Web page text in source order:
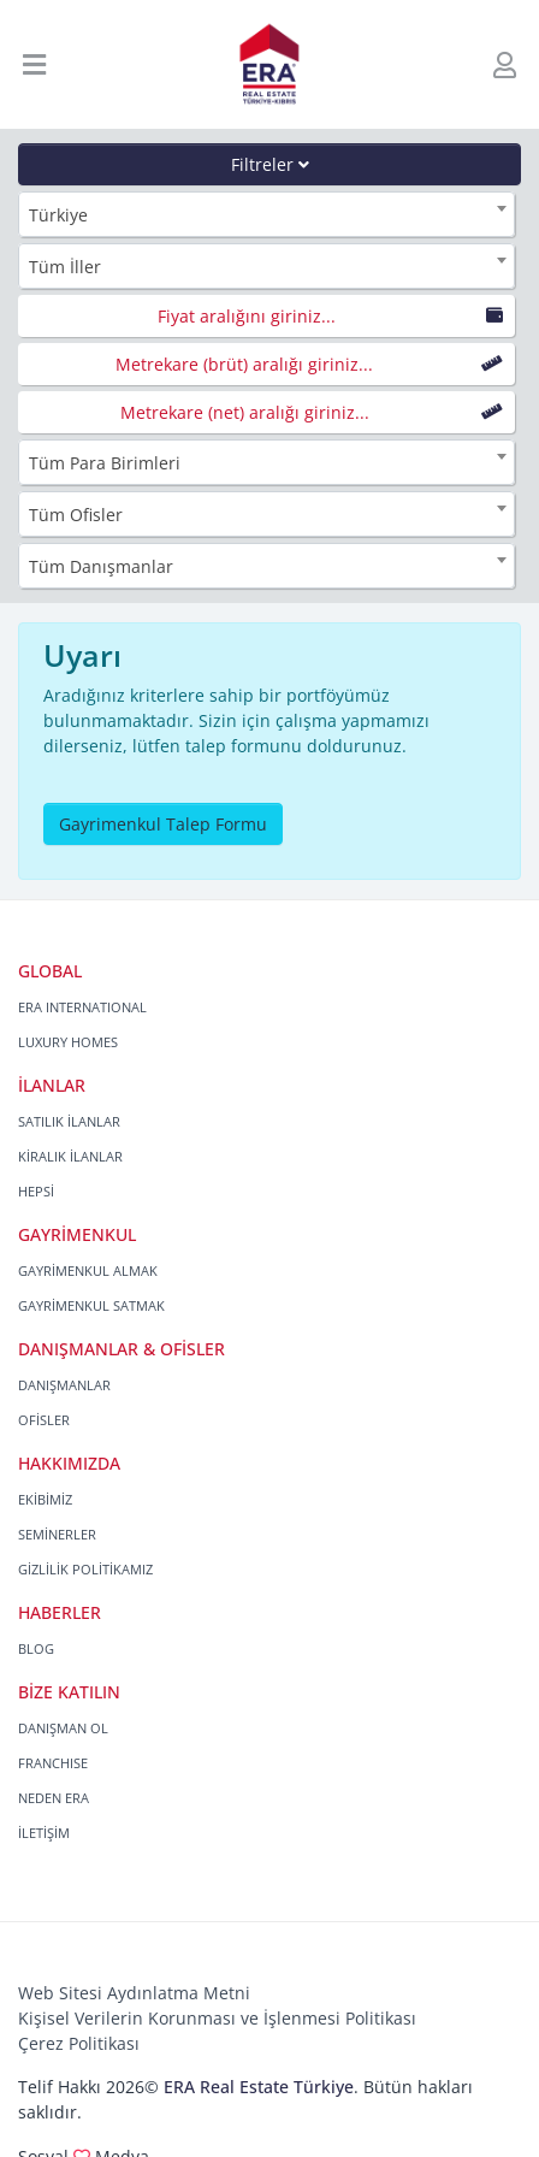
Filtreler
Türkiye
Tüm İller
Fiyat aralığını giriniz...
Metrekare (brüt) aralığı giriniz...
Metrekare (net) aralığı giriniz...
Tüm Para Birimleri
Tüm Ofisler
Tüm Danışmanlar
Uyarı
Aradığınız kriterlere sahip bir portföyümüz
bulunmamaktadır. Sizin için çalışma yapmamızı
dilerseniz, lütfen talep formunu doldurunuz.
Gayrimenkul Talep Formu
GLOBAL
ERA INTERNATIONAL
LUXURY HOMES
İLANLAR
SATILIK İLANLAR
KİRALIK İLANLAR
HEPSİ
GAYRİMENKUL
GAYRİMENKUL ALMAK
GAYRİMENKUL SATMAK
DANIŞMANLAR & OFİSLER
DANIŞMANLAR
OFİSLER
HAKKIMIZDA
EKİBİMİZ
SEMİNERLER
GİZLİLİK POLİTİKAMIZ
HABERLER
BLOG
BİZE KATILIN
DANIŞMAN OL
FRANCHISE
NEDEN ERA
İLETİŞİM
Web Sitesi Aydınlatma Metni
Kişisel Verilerin Korunması ve İşlenmesi Politikası
Çerez Politikası
Telif Hakkı 2026© ERA Real Estate Türkiye. Bütün hakları
saklıdır.